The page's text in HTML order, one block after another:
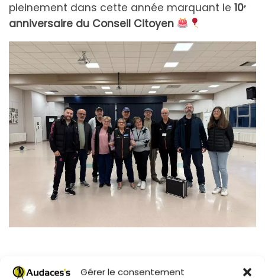
Gérer le consentement
pleinement dans cette année marquant le 10ᵉ
anniversaire du Conseil Citoyen